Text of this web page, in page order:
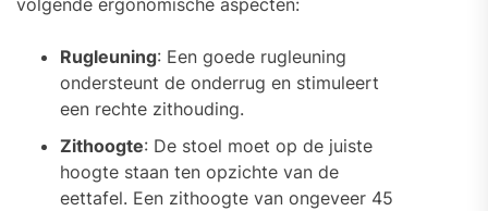
volgende ergonomische aspecten:
Rugleuning: Een goede rugleuning
ondersteunt de onderrug en stimuleert
een rechte zithouding.
Zithoogte: De stoel moet op de juiste
hoogte staan ten opzichte van de
eettafel. Een zithoogte van ongeveer 45